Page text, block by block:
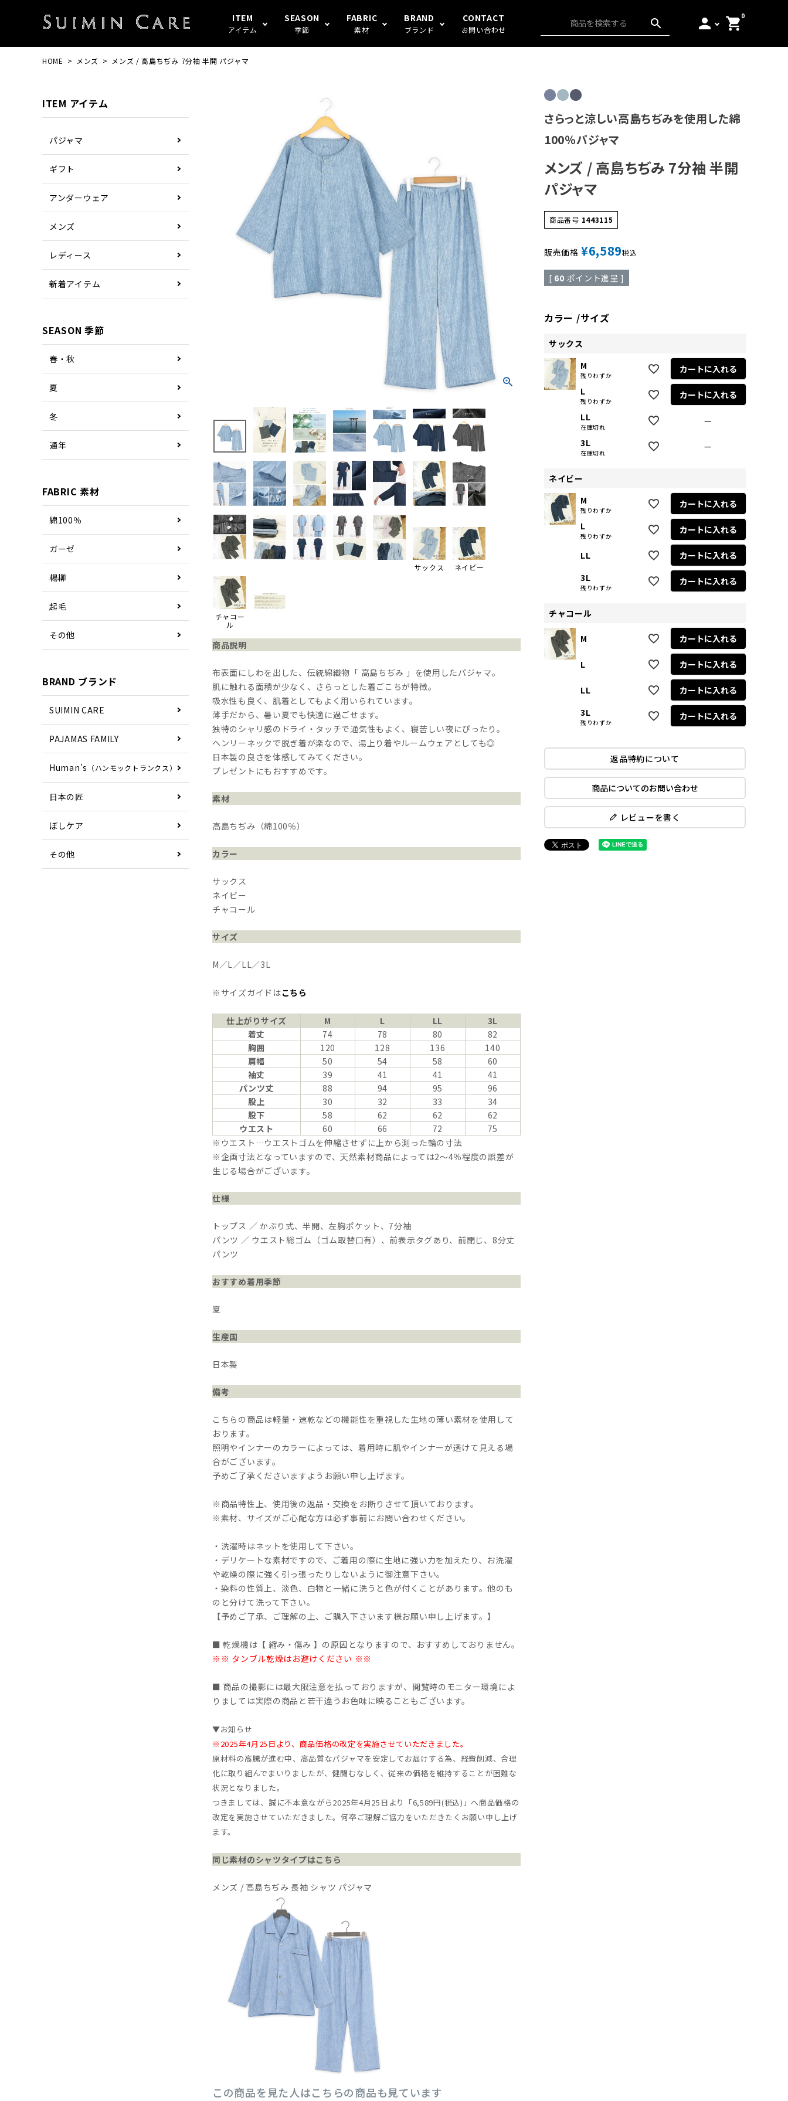
ITEM
アイテム
SEASON
季節
FABRIC
素材
BRAND
ブランド
CONTACT
お問い合わせ search person 0
shopping_cart
HOME メンズ メンズ / 高島ちぢみ 7分袖 半開 パジャマ
ITEM アイテム
パジャマ
ギフト
アンダーウェア
メンズ
レディース
新着アイテム
SEASON 季節
春・秋
夏
冬
通年
FABRIC 素材
綿100％
ガーゼ
楊柳
起毛
その他
BRAND ブランド
SUIMIN CARE
PAJAMAS FAMILY
Human’s （ハンモックトランクス）
日本の匠
ぼしケア
その他
サックス ネイビー
チャコー
ル
商品説明
布表面にしわを出した、伝統綿織物「 高島ちぢみ 」を使用したパジャマ。
肌に触れる面積が少なく、さらっとした着ごこちが特徴。
吸水性も良く、肌着としてもよく用いられています。
薄手だから、暑い夏でも快適に過ごせます。
独特のシャリ感のドライ・タッチで通気性もよく、寝苦しい夜にぴったり。
ヘンリーネックで脱ぎ着が楽なので、湯上り着やルームウェアとしても◎
日本製の良さを体感してみてください。
プレゼントにもおすすめです。
素材
高島ちぢみ（綿100％）
カラー
サックス
ネイビー
チャコール
サイズ
M／L／LL／3L
※サイズガイドはこちら
仕上がりサイズ M L LL
3L
着丈
74 78 80
82
胸囲
120 128 136
140
肩幅
50 54 58
60
袖丈
39 41 41
41
パンツ丈
88 94 95
96
股上
30 32 33
34
股下
58 62 62
62
ウエスト
60 66 72
75
※ウエスト…ウエストゴムを伸縮させずに上から測った輪の寸法
※企画寸法となっていますので、天然素材商品によっては2～4％程度の誤差が
生じる場合がございます。
仕様
トップス ／ かぶり式、半開、左胸ポケット、7分袖
パンツ ／ ウエスト総ゴム（ゴム取替口有）、前表示タグあり、前閉じ、8分丈
パンツ
おすすめ着用季節
夏
生産国
日本製
備考
こちらの商品は軽量・速乾などの機能性を重視した生地の薄い素材を使用して
おります。
照明やインナーのカラーによっては、着用時に肌やインナーが透けて見える場
合がございます。
予めご了承くださいますようお願い申し上げます。
※商品特性上、使用後の返品・交換をお断りさせて頂いております。
※素材、サイズがご心配な方は必ず事前にお問い合わせください。
・洗濯時はネットを使用して下さい。
・デリケートな素材ですので、ご着用の際に生地に強い力を加えたり、お洗濯
や乾燥の際に強く引っ張ったりしないように御注意下さい。
・染料の性質上、淡色、白物と一緒に洗うと色が付くことがあります。他のも
のと分けて洗って下さい。
【予めご了承、ご理解の上、ご購入下さいます様お願い申し上げます。】
■ 乾燥機は【 縮み・傷み 】の原因となりますので、おすすめしておりません。
※※ タンブル乾燥はお避けください ※※
■ 商品の撮影には最大限注意を払っておりますが、閲覧時のモニター環境によ
りましては実際の商品と若干違うお色味に映ることもございます。
▼お知らせ
※2025年4月25日より、商品価格の改定を実施させていただきました。
原材料の高騰が進む中、高品質なパジャマを安定してお届けする為、経費削減、合理
化に取り組んでまいりましたが、健闘むなしく、従来の価格を維持することが困難な
状況となりました。
つきましては、誠に不本意ながら2025年4月25日より「6,589円(税込)」へ商品価格の
改定を実施させていただきました。何卒ご理解ご協力をいただきたくお願い申し上げ
ます。
同じ素材のシャツタイプはこちら
メンズ / 高島ちぢみ 長袖 シャツ パジャマ
さらっと涼しい高島ちぢみを使用した綿
100％パジャマ
メンズ / 高島ちぢみ 7分袖 半開
パジャマ
商品番号 1443115
販売価格 ¥6,589税込
[ 60 ポイント進呈 ]
カラー サイズ
サックス
M
残りわずか
カートに入れる
L
残りわずか
カートに入れる
LL
在庫切れ
—
3L
在庫切れ
—
ネイビー
M
残りわずか
カートに入れる
L
残りわずか
カートに入れる
LL
カートに入れる
3L
残りわずか
カートに入れる
チャコール
M カートに入れる
L カートに入れる
LL
カートに入れる
3L
残りわずか
カートに入れる
返品特約について
商品についてのお問い合わせ
レビューを書く
この商品を見た人はこちらの商品も見ています